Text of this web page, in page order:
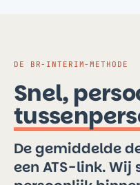
DE BR-INTERIM-METHODE
Snel,
De gemiddelde
een ATS-link. Wij